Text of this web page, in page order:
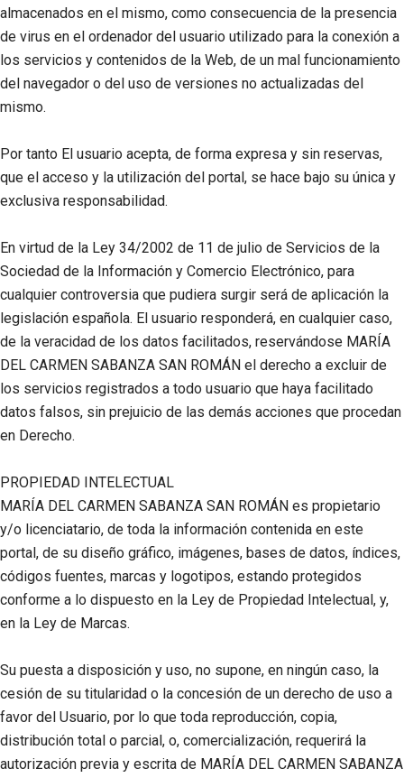
almacenados en el mismo, como consecuencia de la presencia
de virus en el ordenador del usuario utilizado para la conexión a
los servicios y contenidos de la Web, de un mal funcionamiento
del navegador o del uso de versiones no actualizadas del
mismo.
Por tanto El usuario acepta, de forma expresa y sin reservas,
que el acceso y la utilización del portal, se hace bajo su única y
exclusiva responsabilidad.
En virtud de la Ley 34/2002 de 11 de julio de Servicios de la
Sociedad de la Información y Comercio Electrónico, para
cualquier controversia que pudiera surgir será de aplicación la
legislación española. El usuario responderá, en cualquier caso,
de la veracidad de los datos facilitados, reservándose MARÍA
DEL CARMEN SABANZA SAN ROMÁN el derecho a excluir de
los servicios registrados a todo usuario que haya facilitado
datos falsos, sin prejuicio de las demás acciones que procedan
en Derecho.
PROPIEDAD INTELECTUAL
MARÍA DEL CARMEN SABANZA SAN ROMÁN es propietario
y/o licenciatario, de toda la información contenida en este
portal, de su diseño gráfico, imágenes, bases de datos, índices,
códigos fuentes, marcas y logotipos, estando protegidos
conforme a lo dispuesto en la Ley de Propiedad Intelectual, y,
en la Ley de Marcas.
Su puesta a disposición y uso, no supone, en ningún caso, la
cesión de su titularidad o la concesión de un derecho de uso a
favor del Usuario, por lo que toda reproducción, copia,
distribución total o parcial, o, comercialización, requerirá la
autorización previa y escrita de MARÍA DEL CARMEN SABANZA